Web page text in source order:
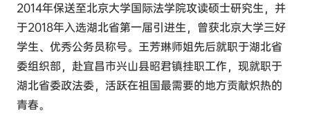
2014年保送至北京大学国际法学院攻读硕士研究生，并
于2018年入选湖北省第一届引进生，曾获北京大学三好
学生、优秀公务员称号。王芳琳师姐先后就职于湖北省
委组织部，赴宜昌市兴山县昭君镇挂职工作，现就职于
湖北省委政法委，活跃在祖国最需要的地方贡献炽热的
青春。